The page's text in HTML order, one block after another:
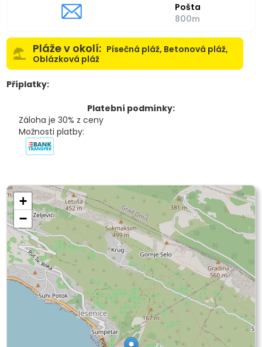
Pošta
800m
Pláže v okolí: Písečná pláž, Betonová pláž,
Oblázková pláž
Příplatky:
Platební podmínky:
Záloha je 30% z ceny
Možnosti platby:
+
−